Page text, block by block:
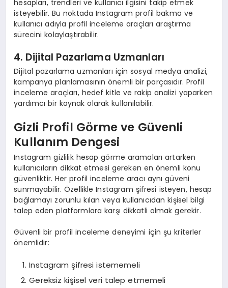
hesapları, trendleri ve kullanıcı ilgisini takip etmek
isteyebilir. Bu noktada Instagram profil bakma ve
kullanıcı adıyla profil inceleme araçları araştırma
sürecini kolaylaştırabilir.
4. Dijital Pazarlama Uzmanları
Dijital pazarlama uzmanları için sosyal medya analizi,
kampanya planlamasının önemli bir parçasıdır. Profil
inceleme araçları, hedef kitle ve rakip analizi yaparken
yardımcı bir kaynak olarak kullanılabilir.
Gizli Profil Görme ve Güvenli
Kullanım Dengesi
Instagram gizlilik hesap görme aramaları artarken
kullanıcıların dikkat etmesi gereken en önemli konu
güvenliktir. Her profil inceleme aracı aynı güveni
sunmayabilir. Özellikle Instagram şifresi isteyen, hesap
bağlamayı zorunlu kılan veya kullanıcıdan kişisel bilgi
talep eden platformlara karşı dikkatli olmak gerekir.
Güvenli bir profil inceleme deneyimi için şu kriterler
önemlidir:
Instagram şifresi istememeli
Gereksiz kişisel veri talep etmemeli